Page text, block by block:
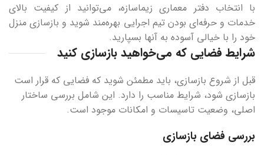
با انتخاب دفتر معماری زیماسازه، می‌توانید از کیفیت بالای
خدمات و حرفه‌ای بودن تیم اجرایی بهره‌مند شوید و بازسازی منزل
خود را با خیالی آسوده به آنها بسپارید.
شرایط فضایی که می‌خواهید بازسازی کنید
قبل از شروع بازسازی، باید مطمئن شوید که فضایی که قرار است
بازسازی شود، شرایط مناسب را دارد. این شامل بررسی ساختار
اصلی، وضعیت تاسیسات و امکانات موجود است.
بررسی فضای بازسازی